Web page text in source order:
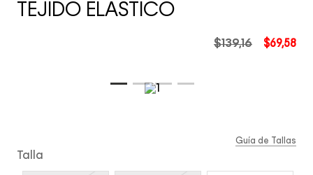
TEJIDO ELÁSTICO
$69,58
$139,16
Talla
Guía de Tallas